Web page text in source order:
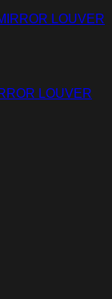
LOUVER